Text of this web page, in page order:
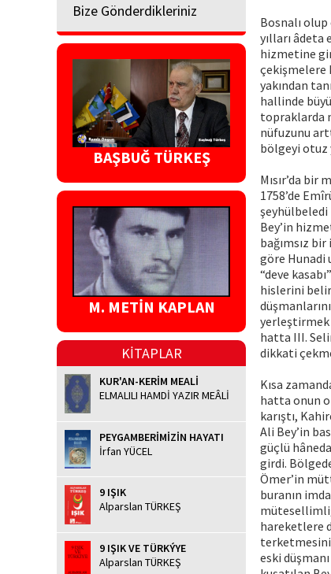
Bize Gönderdikleriniz
BAŞBUĞ TÜRKEŞ
M. METİN KAPLAN
KİTAPLAR
KUR'AN-KERİM MEALİ
ELMALILI HAMDİ YAZIR MEÂLİ
PEYGAMBERİMİZİN HAYATI
İrfan YÜCEL
9 IŞIK
Alparslan TÜRKEŞ
9 IŞIK VE TÜRKÝYE
Alparslan TÜRKEŞ
Bosnalı
yılları âdeta
hizmetine
çekişmelere
yakından
hallinde
topraklarda
nüfuzunu
bölgeyi otuz
Mısır’da bir
1758’de
şeyhülbeledi
Bey’in
bağımsız
göre Hunadi
“deve
hislerini
yerleştirmek
hatta III.
dikkati
Kısa
hatta onun
karıştı,
Ali Bey’in
güçlü
girdi.
Ömer’in
buranın
hareketlere
terketmesini
eski